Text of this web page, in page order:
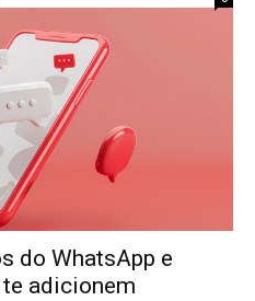
do WhatsApp e
adicionem